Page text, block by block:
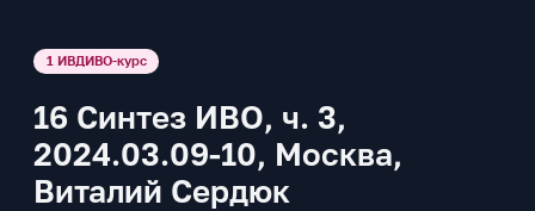
1 ИВДИВО-курс
16 Синтез ИВО, ч. 3,
2024.03.09-10, Москва,
Виталий Сердюк